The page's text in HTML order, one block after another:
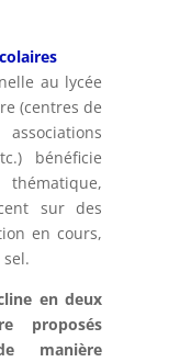
au lycée
(centres de
bénéficie
sur des
en cours,
en deux
proposés
manière